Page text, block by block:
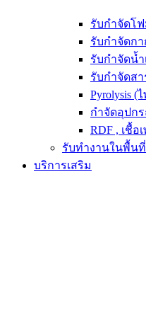
รับกำจัดโ
รับกำจัดก
รับกำจัดน้ำ
รับกำจัดสา
Pyrolysis (
กำจัดอุปก
RDF , เชื้อ
รับทำงานในพื้น
บริการเสริม